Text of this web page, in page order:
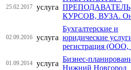
25.02.2017 услуга ПРЕПОДАВАТЕЛЬ
КУРСОВ, ВУЗА.
02.09.2016 услуга
Бухгалтерские и
юридические
регистрация
01.09.2014 услуга
Бизнес-
Нижний Новгород